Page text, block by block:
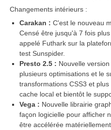
Changements intérieurs :
Carakan : C'est le nouveau
Censé être jusqu'à 7 fois
appelé Futhark sur la
test Sunspider.
Presto 2.5 : Nouvelle
plusieurs optimisations et le
transformations CSS3 et
cache local et bientôt le
Vega : Nouvelle librairie
façon logicielle pour afficher
être accélérée